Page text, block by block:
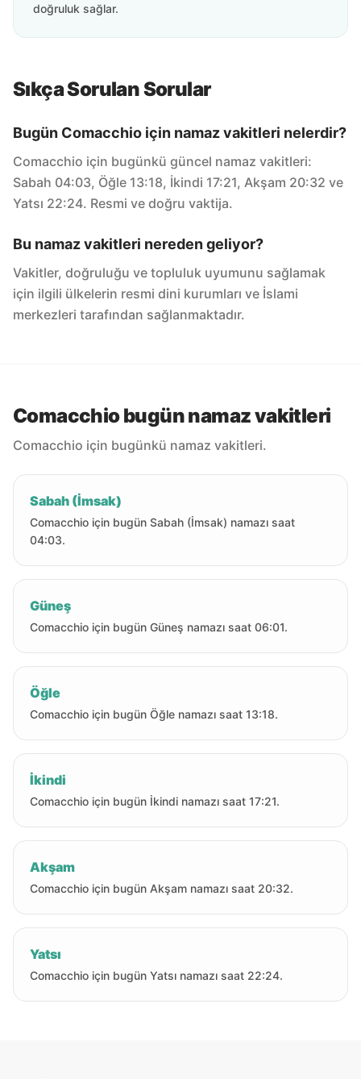
doğruluk sağlar.
Sıkça Sorulan Sorular
Bugün Comacchio için namaz vakitleri nelerdir?
Comacchio için bugünkü güncel namaz vakitleri:
Sabah 04:03, Öğle 13:18, İkindi 17:21, Akşam 20:32 ve
Yatsı 22:24. Resmi ve doğru vaktija.
Bu namaz vakitleri nereden geliyor?
Vakitler, doğruluğu ve topluluk uyumunu sağlamak
için ilgili ülkelerin resmi dini kurumları ve İslami
merkezleri tarafından sağlanmaktadır.
Comacchio bugün namaz vakitleri
Comacchio için bugünkü namaz vakitleri.
Sabah (İmsak)
Comacchio için bugün Sabah (İmsak) namazı saat
04:03.
Güneş
Comacchio için bugün Güneş namazı saat 06:01.
Öğle
Comacchio için bugün Öğle namazı saat 13:18.
İkindi
Comacchio için bugün İkindi namazı saat 17:21.
Akşam
Comacchio için bugün Akşam namazı saat 20:32.
Yatsı
Comacchio için bugün Yatsı namazı saat 22:24.